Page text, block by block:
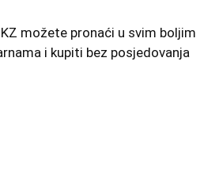
KZ možete pronaći u svim boljim
i kupiti bez posjedovanja